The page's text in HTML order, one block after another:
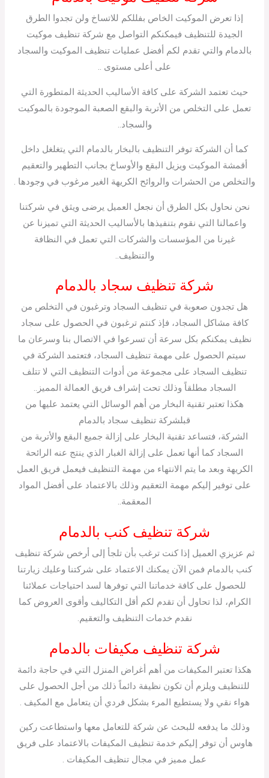
إذا تعرض الموكيت الخاص بفللكم للاتساخ ولن تجدوا الطرق
الجيدة للتنظيف فيمكنكم التواصل مع شركة تنظيف موكيت
بالدمام والتي تقدم لكم أفضل عمليات تنظيف الموكيت والسجاد
على أعلى مستوى ..
حيث تعتمد الشركة على كافة الأساليب الحديثة المتطورة التي
تعمل على التخلص من الأتربة والبقع الصعبة الموجودة بالموكيت
والسجاد..
كما أن الشركة توفر التنظيف بالبخار بالدمام التي يتغلغل داخل
أقمشة الموكيت ويزيل البقع والأوساخ بجانب التطهير والتعقيم
والتخلص من الحشرات والروائح الكريهة الغير مرغوب في وجودها .
نحن نحاول بكل الطرق أن نجعل العميل يرضى ويثق في شركتنا
واعمالنا التي نقوم بتنفيذها بالأساليب الحديثة التي تميزنا عن
غيرنا من المؤسسات والشركات التي تعمل في النظافة
والتنظيف..
شركة تنظيف سجاد بالدمام
هل تجدون صعوبة في تنظيف السجاد وترغبون في التخلص من
كافة مشاكل السجاد، فإذ كنتم ترغبون في الحصول على سجاد
نظيف يمكنكم بكل سرعة أن تسرعوا في الاتصال بنا وسرعان ما
سيتم الحصول على مهمة تنظيف السجاد، فتعتمد الشركة في
تنظيف السجاد على مجموعة من أدوات التنظيف التي لا تتلف
السجاد مطلقاً وذلك تحت إشراف فريق العمالة المميز..
هكذا تعتبر تقنية البخار من أهم الوسائل التي يعتمد عليها من
قبلشركة تنظيف سجاد بالدمام
الشركة، فتساعد تقنية البخار على إزالة جميع البقع والأتربة من
السجاد كما أنها تعمل على إزالة الغبار الذي ينتج عنه الرائحة
الكريهة وبعد ما يتم الانتهاء من مهمة التنظيف فيعمل فريق العمل
على توفير إليكم مهمة التعقيم وذلك بالاعتماد على أفضل المواد
المعقمة..
شركة تنظيف كنب بالدمام
ثم عزيزي العميل إذا كنت ترغب بأن تلجأ إلى أرخص شركة تنظيف
كنب بالدمام فمن الآن يمكنك الاعتماد على شركتنا وعليك زيارتنا
للحصول على كافة خدماتنا التي توفرها لسد احتياجات عملائنا
الكرام، لذا تحاول أن تقدم لكم أقل التكاليف وأقوى العروض كما
نقدم خدمات التنظيف والتعقيم.
شركة تنظيف مكيفات بالدمام
هكذا تعتبر المكيفات من أهم أغراض المنزل التي في حاجة دائمة
للتنظيف ويلزم أن تكون نظيفة دائماً ذلك من أجل الحصول على
هواء نقي ولا يستطيع المرء بشكل فردي أن يتعامل مع المكيف .
وذلك ما يدفعه للبحث عن شركة للتعامل معها واستطاعت ركين
هاوس أن توفر إليكم خدمة تنظيف المكيفات بالاعتماد على فريق
عمل مميز في مجال تنظيف المكيفات .